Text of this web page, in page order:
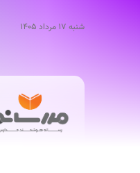
شنبه ۱۷ مرداد ۱۴۰۵